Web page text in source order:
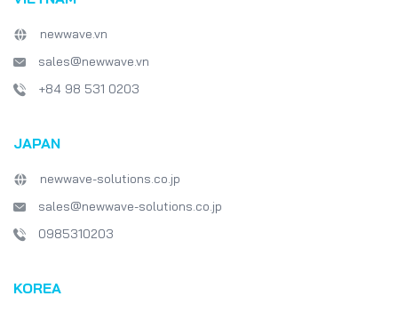
newwave.vn
sales@newwave.vn
+84 98 531 0203
JAPAN
newwave-solutions.co.jp
sales@newwave-solutions.co.jp
0985310203
KOREA